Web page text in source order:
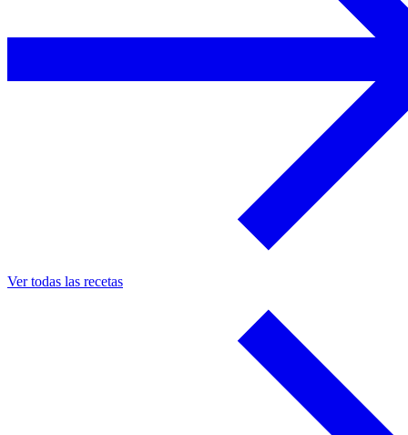
Ver todas las recetas